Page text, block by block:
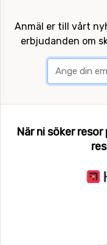
Anmäl er till vårt
erbjudanden om
När ni söker